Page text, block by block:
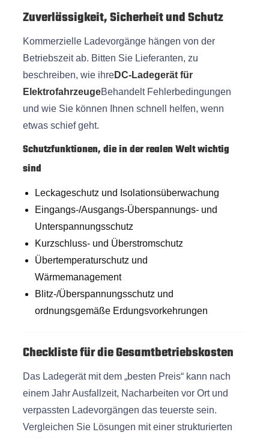
Zuverlässigkeit, Sicherheit und Schutz
Kommerzielle Ladevorgänge hängen von der
Betriebszeit ab. Bitten Sie Lieferanten, zu
beschreiben, wie ihreDC-Ladegerät für
ElektrofahrzeugeBehandelt Fehlerbedingungen
und wie Sie können Ihnen schnell helfen, wenn
etwas schief geht.
Schutzfunktionen, die in der realen Welt wichtig
sind
Leckageschutz und Isolationsüberwachung
Eingangs-/Ausgangs-Überspannungs- und
Unterspannungsschutz
Kurzschluss- und Überstromschutz
Übertemperaturschutz und
Wärmemanagement
Blitz-/Überspannungsschutz und
ordnungsgemäße Erdungsvorkehrungen
Checkliste für die Gesamtbetriebskosten
Das Ladegerät mit dem „besten Preis“ kann nach
einem Jahr Ausfallzeit, Nacharbeiten vor Ort und
verpassten Ladevorgängen das teuerste sein.
Vergleichen Sie Lösungen mit einer strukturierten